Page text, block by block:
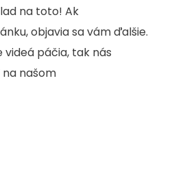
na toto! Ak
objavia sa vám ďalšie.
videá páčia, tak nás
našom